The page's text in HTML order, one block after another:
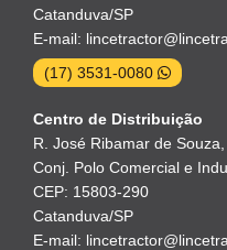
Catanduva/SP
E-mail:
(17) 3531-0080
Centro de Distribuição
R. José Ribamar de
Conj. Polo Comercial e
CEP: 15803-290
Catanduva/SP
E-mail: